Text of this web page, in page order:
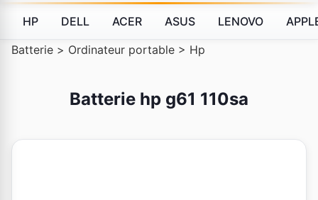
HP DELL ACER ASUS LENOVO
Batterie > Ordinateur portable > Hp
Batterie hp g61 110sa